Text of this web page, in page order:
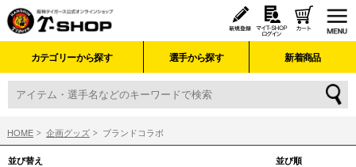
カテゴリーから探す 選手から探す 新着商品
HOME 企画グッズ ブランドコラボ
並び替え 並び順